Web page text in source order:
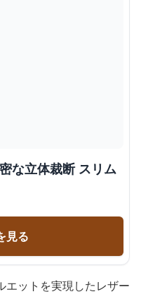
な立体裁断 スリム
見る
エットを実現したレザー